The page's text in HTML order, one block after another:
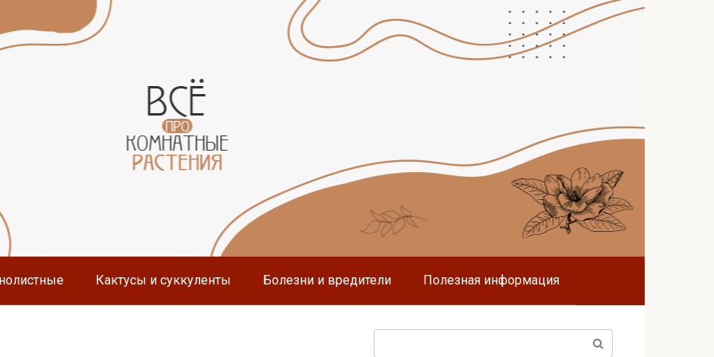
Кактусы и суккуленты Болезни и вредители Полезная информация